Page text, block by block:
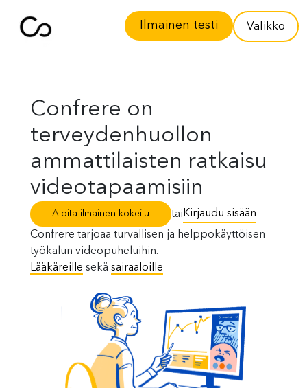
Ilmainen testi Valikko
Confrere on
terveydenhuollon
ammattilaisten ratkaisu
videotapaamisiin
Aloita ilmainen kokeilu tai Kirjaudu sisään
Confrere tarjoaa turvallisen ja helppokäyttöisen
työkalun videopuheluihin.
Lääkäreille sekä sairaaloille